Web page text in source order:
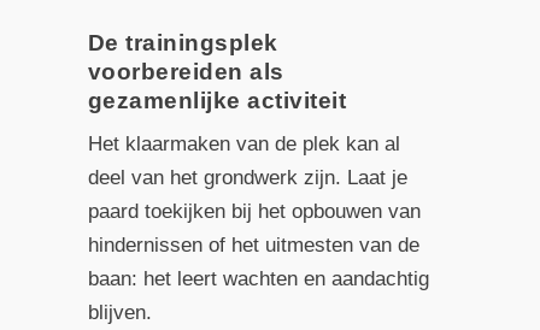
De trainingsplek
voorbereiden als
gezamenlijke activiteit
Het klaarmaken van de plek kan al
deel van het grondwerk zijn. Laat je
paard toekijken bij het opbouwen van
hindernissen of het uitmesten van de
baan: het leert wachten en aandachtig
blijven.